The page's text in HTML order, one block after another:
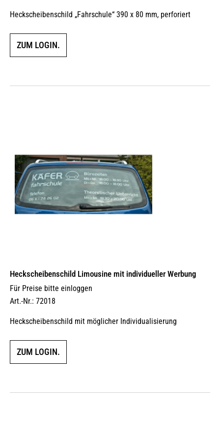
Heckscheibenschild „Fahrschule“ 390 x 80 mm, perforiert
ZUM LOGIN.
Heckscheibenschild Limousine mit individueller Werbung
Für Preise bitte einloggen
Art.-Nr.: 72018
Heckscheibenschild mit möglicher Individualisierung
ZUM LOGIN.